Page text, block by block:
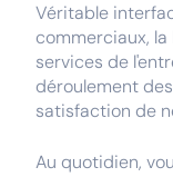
Véritable
commerciaux,
services de
déroulement
satisfaction de
Au quotidien,